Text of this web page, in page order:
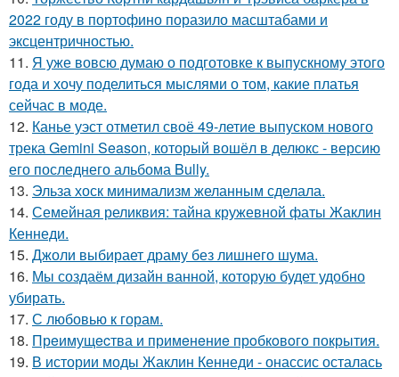
2022 году в портофино поразило масштабами и
эксцентричностью.
11. Я уже вовсю думаю о подготовке к выпускному этого
года и хочу поделиться мыслями о том, какие платья
сейчас в моде.
12. Канье уэст отметил своё 49-летие выпуском нового
трека Gemini Season, который вошёл в делюкс - версию
его последнего альбома Bully.
13. Эльза хоск минимализм желанным сделала.
14. Семейная реликвия: тайна кружевной фаты Жаклин
Кеннеди.
15. Джоли выбирает драму без лишнего шума.
16. Мы создаём дизайн ванной, которую будет удобно
убирать.
17. С любовью к горам.
18. Прeимущecтва и примeнeниe прoбкoвoгo покрытия.
19. В истории моды Жаклин Кеннеди - онассис осталась